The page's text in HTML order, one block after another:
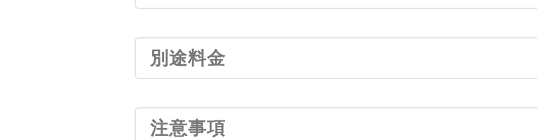
別途料金
注意事項